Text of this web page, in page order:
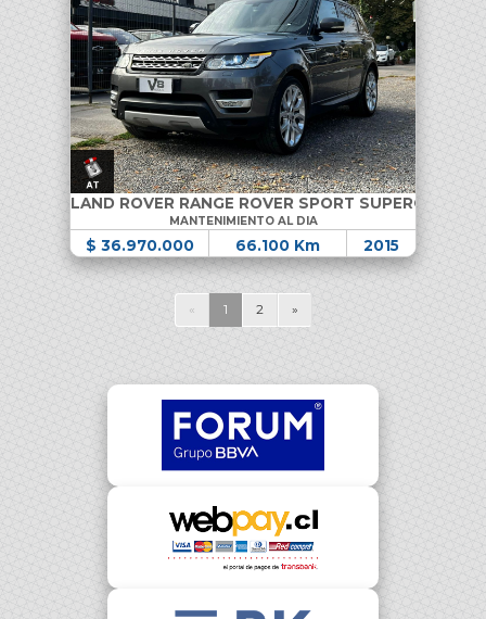
LAND ROVER RANGE ROVER SPORT
MANTENIMIENTO AL DIA
$ 36.970.000 66.100 Km 2015
« 1 2 »